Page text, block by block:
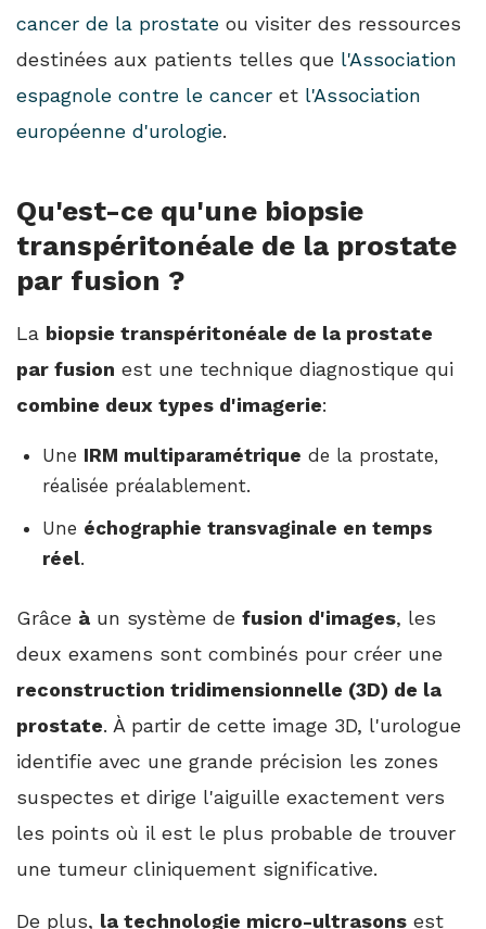
cancer de la prostate ou visiter des ressources
destinées aux patients telles que l'Association
espagnole contre le cancer et l'Association
européenne d'urologie.
Qu'est-ce qu'une biopsie
transpéritonéale de la prostate
par fusion ?
La biopsie transpéritonéale de la prostate
par fusion est une technique diagnostique qui
combine deux types d'imagerie:
Une IRM multiparamétrique de la prostate,
réalisée préalablement.
Une échographie transvaginale en temps
réel.
Grâce à un système de fusion d'images, les
deux examens sont combinés pour créer une
reconstruction tridimensionnelle (3D) de la
prostate. À partir de cette image 3D, l'urologue
identifie avec une grande précision les zones
suspectes et dirige l'aiguille exactement vers
les points où il est le plus probable de trouver
une tumeur cliniquement significative.
De plus, la technologie micro-ultrasons est